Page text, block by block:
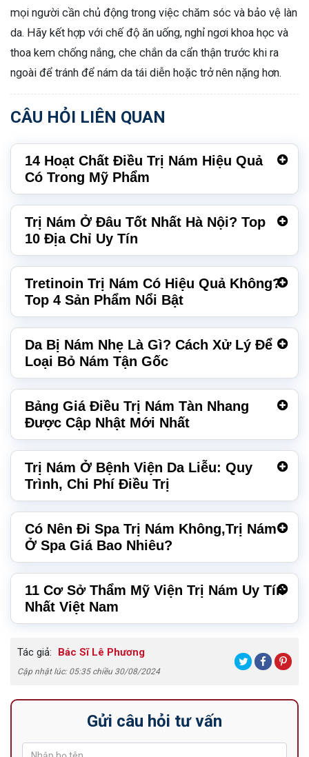
mọi người cần chủ động trong việc chăm sóc và bảo vệ làn
da. Hãy kết hợp với chế độ ăn uống, nghỉ ngơi khoa học và
thoa kem chống nắng, che chắn da cẩn thận trước khi ra
ngoài để tránh để nám da tái diễn hoặc trở nên nặng hơn.
CÂU HỎI LIÊN QUAN
14 Hoạt Chất Điều Trị Nám Hiệu Quả
Có Trong Mỹ Phẩm
Trị Nám Ở Đâu Tốt Nhất Hà Nội? Top
10 Địa Chỉ Uy Tín
Tretinoin Trị Nám Có Hiệu Quả Không?
Top 4 Sản Phẩm Nổi Bật
Da Bị Nám Nhẹ Là Gì? Cách Xử Lý Để
Loại Bỏ Nám Tận Gốc
Bảng Giá Điều Trị Nám Tàn Nhang
Được Cập Nhật Mới Nhất
Trị Nám Ở Bệnh Viện Da Liễu: Quy
Trình, Chi Phí Điều Trị
Có Nên Đi Spa Trị Nám Không,Trị Nám
Ở Spa Giá Bao Nhiêu?
11 Cơ Sở Thẩm Mỹ Viện Trị Nám Uy Tín
Nhất Việt Nam
Tác giả: Bác Sĩ Lê Phương
Cập nhật lúc: 05:35 chiều 30/08/2024
Gửi câu hỏi tư vấn